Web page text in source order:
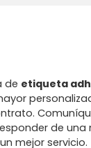
de etiqueta
de
mejor servicio.